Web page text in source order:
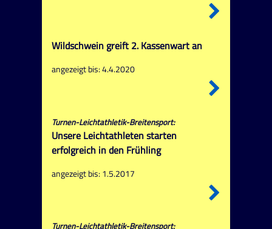
Wildschwein greift 2. Kassenwart an
angezeigt bis: 4.4.2020
Turnen-Leichtathletik-Breitensport:
Unsere Leichtathleten starten
erfolgreich in den Frühling
angezeigt bis: 1.5.2017
Turnen-Leichtathletik-Breitensport: